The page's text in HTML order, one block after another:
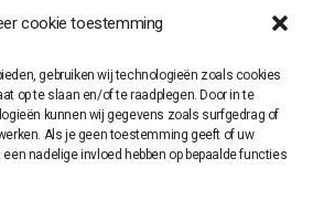
cookie toestemming
gebruiken wij technologieën zoals cookies
op te slaan en/of te raadplegen. Door in te
kunnen wij gegevens zoals surfgedrag of
Als je geen toestemming geeft of uw
nadelige invloed hebben op bepaalde functies
maar zowel het derde
zagen rood. Verschillende
hadden bewondering dat